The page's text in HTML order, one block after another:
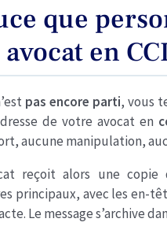
que
en
pas encore parti, vous
de votre avocat en
aucune manipulation,
reçoit alors une
principaux, avec les en-
Le message s’archive